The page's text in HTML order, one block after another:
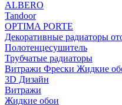
ALBERO
Tandoor
OPTIMA PORTE
Декоративные радиаторы
Полотенцесушитель
Трубчатые радиаторы
Витражи Фрески Жидкие
3D Дизайн
Витражи
Жидкие обои